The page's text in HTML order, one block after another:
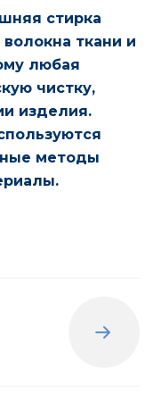
стирка
ткани и
любая
чистку,
изделия.
методы